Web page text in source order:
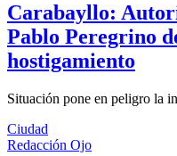
Carabayllo:
Pablo Peregrino
hostigamiento
Situación pone en peligro la
Ciudad
Redacción Ojo